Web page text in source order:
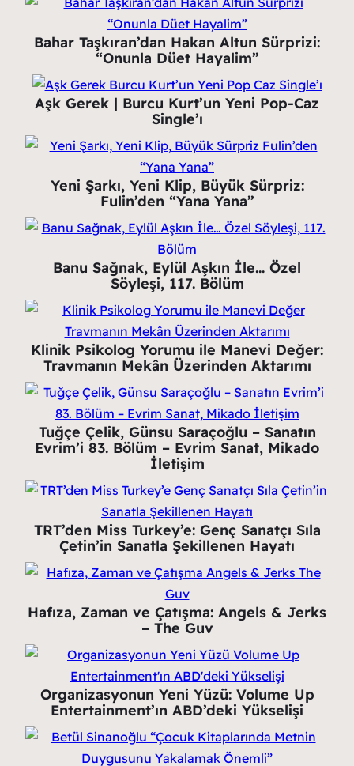
Bahar Taşkıran’dan Hakan Altun Sürprizi:
“Onunla Düet Hayalim”
Aşk Gerek | Burcu Kurt’un Yeni Pop-Caz
Single’ı
Yeni Şarkı, Yeni Klip, Büyük Sürpriz:
Fulin’den “Yana Yana”
Banu Sağnak, Eylül Aşkın İle… Özel
Söyleşi, 117. Bölüm
Klinik Psikolog Yorumu ile Manevi Değer:
Travmanın Mekân Üzerinden Aktarımı
Tuğçe Çelik, Günsu Saraçoğlu – Sanatın
Evrim’i 83. Bölüm – Evrim Sanat, Mikado
İletişim
TRT’den Miss Turkey’e: Genç Sanatçı Sıla
Çetin’in Sanatla Şekillenen Hayatı
Hafıza, Zaman ve Çatışma: Angels & Jerks
– The Guv
Organizasyonun Yeni Yüzü: Volume Up
Entertainment’ın ABD’deki Yükselişi